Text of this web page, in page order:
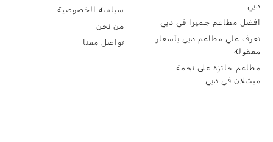
دبي
افضل مطاعم جميرا في دبي
تعرف علي مطاعم دبي بأسعار
معقولة
مطاعم حائزة على نجمة
ميشلان في دبي
سياسة الخصوصية
من نحن
تواصل معنا